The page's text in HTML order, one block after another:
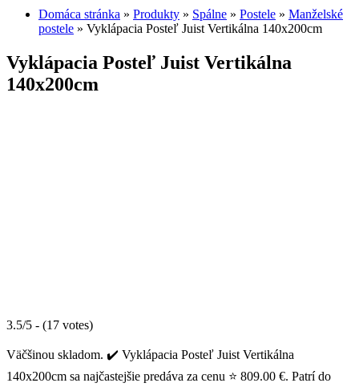
Domáca stránka » Produkty » Spálne » Postele » Manželské
postele » Vyklápacia Posteľ Juist Vertikálna 140x200cm
Vyklápacia Posteľ Juist Vertikálna
140x200cm
3.5/5 - (17 votes)
Väčšinou skladom. ✔️ Vyklápacia Posteľ Juist Vertikálna
140x200cm sa najčastejšie predáva za cenu ⭐ 809.00 €. Patrí do